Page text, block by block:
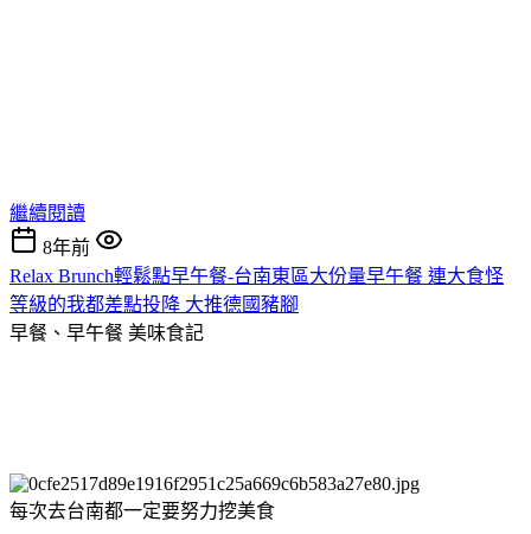
繼續閱讀
8年前
Relax Brunch輕鬆點早午餐-台南東區大份量早午餐 連大食怪
等級的我都差點投降 大推德國豬腳
早餐、早午餐 美味食記
每次去台南都一定要努力挖美食